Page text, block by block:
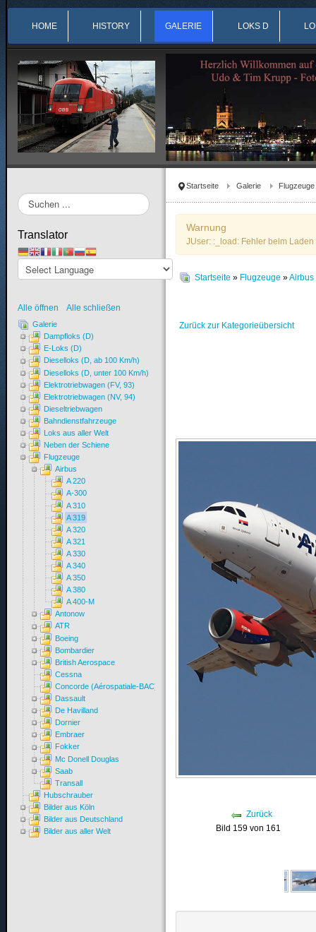
HOME HISTORY GALERIE LOKS D
Startseite Galerie Flugzeuge
Warnung
JUser: :_load: Fehler beim
Startseite » Flugzeuge »Airbus
Zurück zur Kategorieübersicht
Zurück
Bild 159 von 161
Suchen
...
Translator
Alle öffnen Alle schließen
Galerie
Dampfloks (D)
E-Loks (D)
Dieselloks (D, ab 100 Km/h)
Dieselloks (D, unter 100 Km/h)
Elektrotriebwagen (FV, 93)
Elektrotriebwagen (NV, 94)
Dieseltriebwagen
Bahndienstfahrzeuge
Loks aus aller Welt
Neben der Schiene
Flugzeuge
Airbus
A 220
A-300
A 310
A 319
A 320
A 321
A 330
A 340
A 350
A 380
A 400-M
Antonow
ATR
Boeing
Bombardier
British Aerospace
Cessna
Concorde (Aérospatiale-BAC)
Dassault
De Havilland
Dornier
Embraer
Fokker
Mc Donell Douglas
Saab
Transall
Hubschrauber
Bilder aus Köln
Bilder aus Deutschland
Bilder aus aller Welt